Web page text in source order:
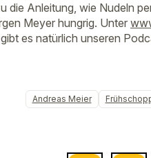
die Anleitung, wie Nudeln
Meyer hungrig. Unter
es natürlich unseren
Andreas Meier